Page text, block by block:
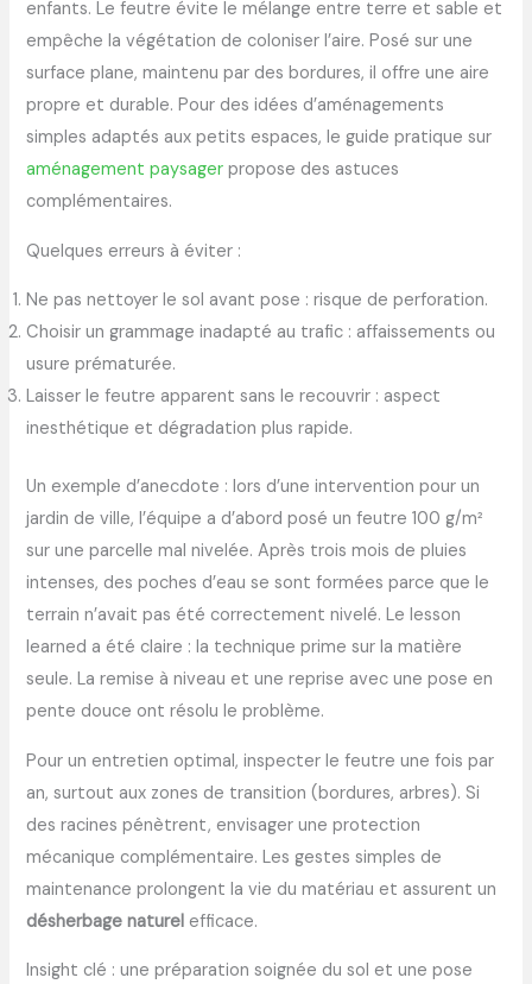
enfants. Le feutre évite le mélange entre terre et sable et
empêche la végétation de coloniser l’aire. Posé sur une
surface plane, maintenu par des bordures, il offre une aire
propre et durable. Pour des idées d’aménagements
simples adaptés aux petits espaces, le guide pratique sur
aménagement paysager propose des astuces
complémentaires.
Quelques erreurs à éviter :
Ne pas nettoyer le sol avant pose : risque de perforation.
Choisir un grammage inadapté au trafic : affaissements ou
usure prématurée.
Laisser le feutre apparent sans le recouvrir : aspect
inesthétique et dégradation plus rapide.
Un exemple d’anecdote : lors d’une intervention pour un
jardin de ville, l’équipe a d’abord posé un feutre 100 g/m²
sur une parcelle mal nivelée. Après trois mois de pluies
intenses, des poches d’eau se sont formées parce que le
terrain n’avait pas été correctement nivelé. Le lesson
learned a été claire : la technique prime sur la matière
seule. La remise à niveau et une reprise avec une pose en
pente douce ont résolu le problème.
Pour un entretien optimal, inspecter le feutre une fois par
an, surtout aux zones de transition (bordures, arbres). Si
des racines pénètrent, envisager une protection
mécanique complémentaire. Les gestes simples de
maintenance prolongent la vie du matériau et assurent un
désherbage naturel efficace.
Insight clé : une préparation soignée du sol et une pose